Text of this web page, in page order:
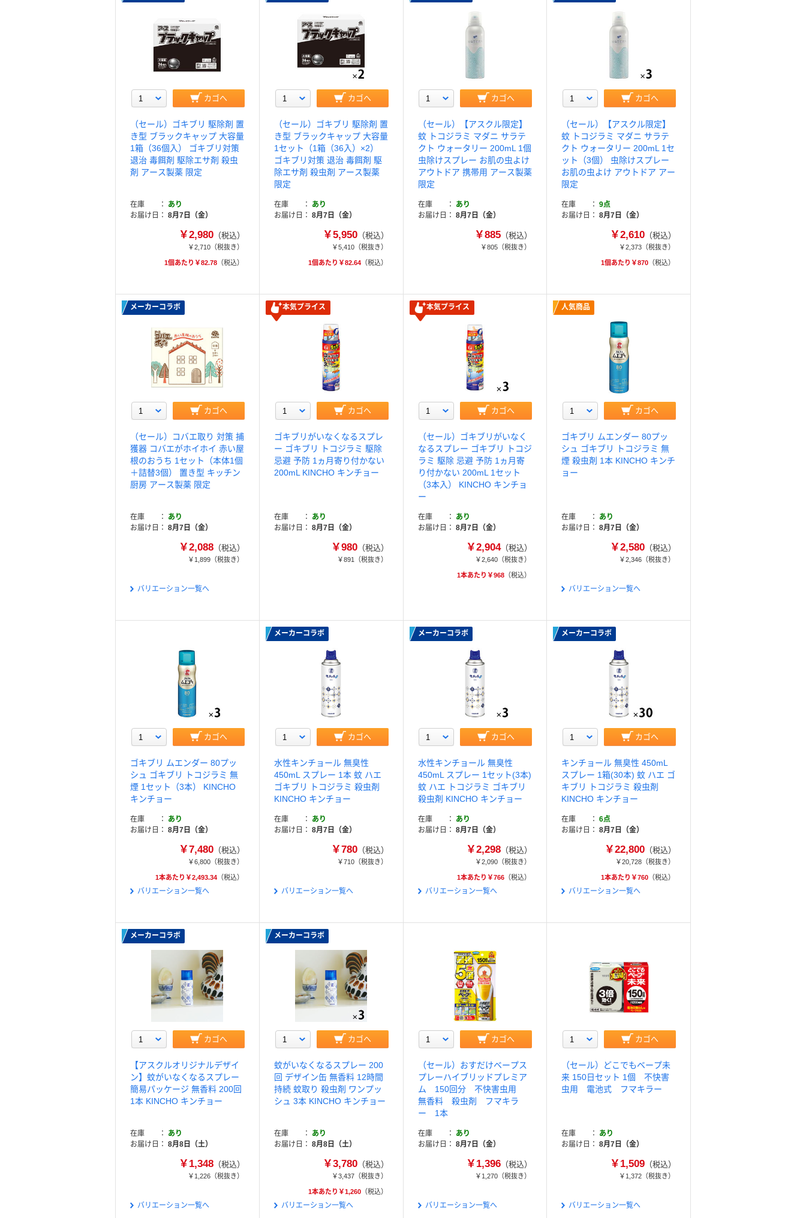
カゴへ
（セール）ゴキブリ 駆除剤 置
き型 ブラックキャップ 大容量
1箱（36個入） ゴキブリ対策
退治 毒餌剤 駆除エサ剤 殺虫
剤 アース製薬 限定
在庫
あり
お届け日
8月7日（金）
￥2,980（税込）
￥2,710（税抜き）
1個あたり￥82.78（税込）
カゴへ
（セール）ゴキブリ 駆除剤 置
き型 ブラックキャップ 大容量
1セット（1箱（36入）×2）
ゴキブリ対策 退治 毒餌剤 駆
除エサ剤 殺虫剤 アース製薬
限定
在庫
あり
お届け日
8月7日（金）
￥5,950（税込）
￥5,410（税抜き）
1個あたり￥82.64（税込）
カゴへ
（セール）【アスクル限定】
蚊 トコジラミ マダニ サラテ
クト ウォータリー 200mL 1個
虫除けスプレー お肌の虫よけ
アウトドア 携帯用 アース製薬
限定
在庫
あり
お届け日
8月7日（金）
￥885 （税込）
￥805 （税抜き）
カゴへ
（セール）【アスクル限定】
蚊 トコジラミ マダニ サラテ
クト ウォータリー 200mL 1セ
ット（3個） 虫除けスプレー
お肌の虫よけ アウトドア アー
限定
在庫
9点
お届け日
8月7日（金）
￥2,610 （税込）
￥2,373 （税抜き）
1個あたり￥870 （税込）
メーカーコラボ
カゴへ
（セール）コバエ取り 対策 捕
獲器 コバエがホイホイ 赤い屋
根のおうち 1セット（本体1個
＋詰替3個） 置き型 キッチン
厨房 アース製薬 限定
在庫
あり
お届け日
8月7日（金）
￥2,088（税込）
￥1,899（税抜き）
バリエーション一覧へ
本気プライス
カゴへ
ゴキブリがいなくなるスプレ
ー ゴキブリ トコジラミ 駆除
忌避 予防 1ヵ月寄り付かない
200mL KINCHO キンチョー
在庫
あり
お届け日
8月7日（金）
￥980（税込）
￥891 （税抜き）
本気プライス
カゴへ
（セール）ゴキブリがいなく
なるスプレー ゴキブリ トコジ
ラミ 駆除 忌避 予防 1ヵ月寄
り付かない 200mL 1セット
（3本入） KINCHO キンチョ
ー
在庫
あり
お届け日
8月7日（金）
￥2,904（税込）
￥2,640 （税抜き）
1本あたり￥968 （税込）
人気商品
カゴへ
ゴキブリ ムエンダー 80プッ
シュ ゴキブリ トコジラミ 無
煙 殺虫剤 1本 KINCHO キンチ
ョー
在庫
あり
お届け日
8月7日（金）
￥2,580 （税込）
￥2,346 （税抜き）
バリエーション一覧へ
カゴへ
ゴキブリ ムエンダー 80プッ
シュ ゴキブリ トコジラミ 無
煙 1セット（3本） KINCHO
キンチョー
在庫
あり
お届け日
8月7日（金）
￥7,480（税込）
￥6,800（税抜き）
1本あたり￥2,493.34（税込）
バリエーション一覧へ
メーカーコラボ
カゴへ
水性キンチョール 無臭性
450mL スプレー 1本 蚊 ハエ
ゴキブリ トコジラミ 殺虫剤
KINCHO キンチョー
在庫
あり
お届け日
8月7日（金）
￥780（税込）
￥710（税抜き）
バリエーション一覧へ
メーカーコラボ
カゴへ
水性キンチョール 無臭性
450mL スプレー 1セット(3本)
蚊 ハエ トコジラミ ゴキブリ
殺虫剤 KINCHO キンチョー
在庫
あり
お届け日
8月7日（金）
￥2,298 （税込）
￥2,090 （税抜き）
1本あたり￥766 （税込）
バリエーション一覧へ
メーカーコラボ
カゴへ
キンチョール 無臭性 450mL
スプレー 1箱(30本) 蚊 ハエ ゴ
キブリ トコジラミ 殺虫剤
KINCHO キンチョー
在庫
6点
お届け日
8月7日（金）
￥22,800 （税込）
￥20,728 （税抜き）
1本あたり￥760 （税込）
バリエーション一覧へ
メーカーコラボ
カゴへ
【アスクルオリジナルデザイ
ン】蚊がいなくなるスプレー
簡易パッケージ 無香料 200回
1本 KINCHO キンチョー
在庫
あり
お届け日
8月8日（土）
￥1,348（税込）
￥1,226（税抜き）
バリエーション一覧へ
メーカーコラボ
カゴへ
蚊がいなくなるスプレー 200
回 デザイン缶 無香料 12時間
持続 蚊取り 殺虫剤 ワンプッ
シュ 3本 KINCHO キンチョー
在庫
あり
お届け日
8月8日（土）
￥3,780（税込）
￥3,437（税抜き）
1本あたり￥1,260（税込）
バリエーション一覧へ
カゴへ
（セール）おすだけベープス
プレーハイブリッドプレミア
ム 150回分 不快害虫用
無香料 殺虫剤 フマキラ
ー 1本
在庫
あり
お届け日
8月7日（金）
￥1,396 （税込）
￥1,270 （税抜き）
バリエーション一覧へ
カゴへ
（セール）どこでもベープ未
来 150日セット 1個 不快害
虫用 電池式 フマキラー
在庫
あり
お届け日
8月7日（金）
￥1,509 （税込）
￥1,372 （税抜き）
バリエーション一覧へ